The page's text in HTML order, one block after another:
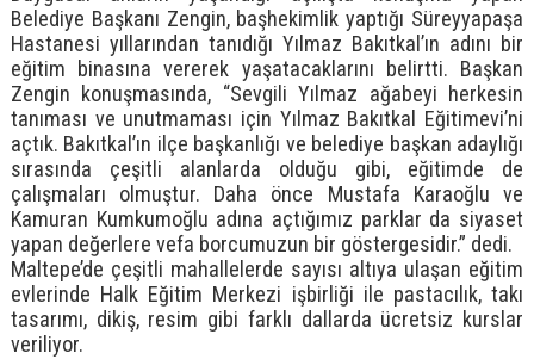
Belediye Başkanı Zengin, başhekimlik yaptığı Süreyyapaşa
Hastanesi yıllarından tanıdığı Yılmaz Bakıtkal’ın adını bir
eğitim binasına vererek yaşatacaklarını belirtti. Başkan
Zengin konuşmasında, “Sevgili Yılmaz ağabeyi herkesin
tanıması ve unutmaması için Yılmaz Bakıtkal Eğitimevi’ni
açtık. Bakıtkal’ın ilçe başkanlığı ve belediye başkan adaylığı
sırasında çeşitli alanlarda olduğu gibi, eğitimde de
çalışmaları olmuştur. Daha önce Mustafa Karaoğlu ve
Kamuran Kumkumoğlu adına açtığımız parklar da siyaset
yapan değerlere vefa borcumuzun bir göstergesidir.” dedi.
Maltepe’de çeşitli mahallelerde sayısı altıya ulaşan eğitim
evlerinde Halk Eğitim Merkezi işbirliği ile pastacılık, takı
tasarımı, dikiş, resim gibi farklı dallarda ücretsiz kurslar
veriliyor.